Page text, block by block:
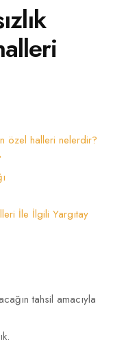
özel halleri nelerdir?
İle İlgili Yargıtay
tahsil amacıyla